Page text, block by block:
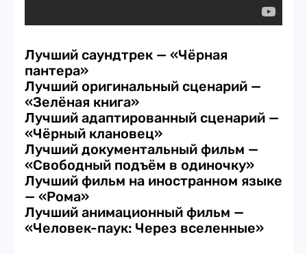
Лучший саундтрек — «Чёрная
пантера»
Лучший оригинальный сценарий —
«Зелёная книга»
Лучший адаптированный сценарий —
«Чёрный клановец»
Лучший документальный фильм —
«Свободный подъём в одиночку»
Лучший фильм на иностранном языке
— «Рома»
Лучший анимационный фильм —
«Человек-паук: Через вселенные»